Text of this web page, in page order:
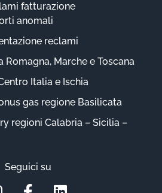
fatturazione
anomali
reclami
Romagna, Marche e Toscana
Italia e Ischia
gas regione Basilicata
regioni Calabria – Sicilia –
Seguici su